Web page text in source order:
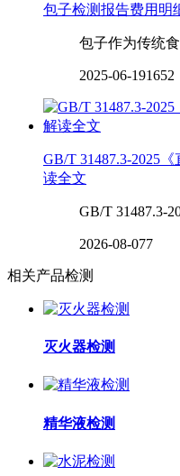
包子检测报告费用明
包子作为传统
2025-06-191652
GB/T 31487.3-2025
读全文
GB/T 31487.3-
2026-08-077
相关产品检测
灭火器检测
精华液检测